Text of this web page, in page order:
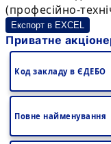
(професійно-
Експорт в EXCEL
Приватне
Код закладу в ЄДЕБО
Повне найменування